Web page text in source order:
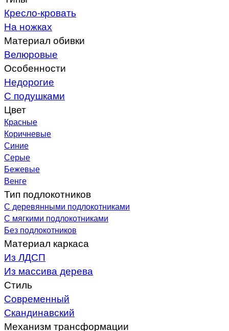
Кресло-кровать
На ножках
Материал обивки
Велюровые
Особенности
Недорогие
С подушками
Цвет
Красные
Коричневые
Синие
Серые
Бежевые
Венге
Тип подлокотников
С деревянными подлокотниками
С мягкими подлокотниками
Без подлокотников
Материал каркаса
Из ЛДСП
Из массива дерева
Стиль
Современный
Скандинавский
Механизм трансформации